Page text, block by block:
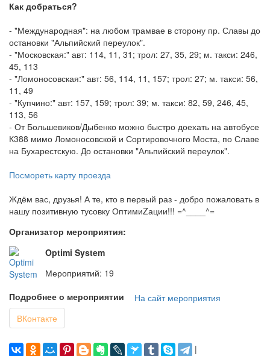
Как добраться?
- "Международная": на любом трамвае в сторону пр. Славы до
остановки "Альпийский переулок".
- "Московская:" авт: 114, 11, 31; трол: 27, 35, 29; м. такси: 246,
45, 113
- "Ломоносовская:" авт: 56, 114, 11, 157; трол: 27; м. такси: 56,
11, 49
- "Купчино:" авт: 157, 159; трол: 39; м. такси: 82, 59, 246, 45,
113, 56
- От Большевиков/Дыбенко можно быстро доехать на автобусе
К388 мимо Ломоносовской и Сортировочного Моста, по Славе
на Бухарестскую. До остановки "Альпийский переулок".
Посмореть карту проезда
Ждём вас, друзья! А те, кто в первый раз - добро пожаловать в
нашу позитивную тусовку ОптимиZации!!! =^____^=
Организатор мероприятия:
Optimi System
Мероприятий: 19
Подробнее о мероприятии
На сайт мероприятия
ВКонтакте
|